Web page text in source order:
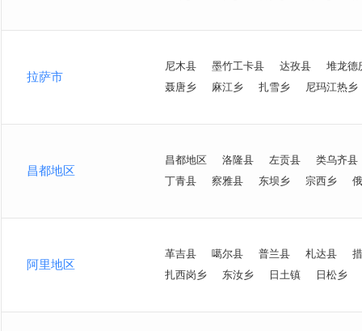
拉萨市
尼木县 墨竹工卡县 达孜县
堆龙德
聂唐乡
麻江乡 扎雪乡 尼玛江热乡
昌都地区
昌都地区 洛隆县 左贡县
类乌齐县
丁青县
察雅县 东坝乡 宗西乡
阿里地区
革吉县 噶尔县 普兰县 札达县
扎西岗乡
东汝乡 日土镇 日松乡